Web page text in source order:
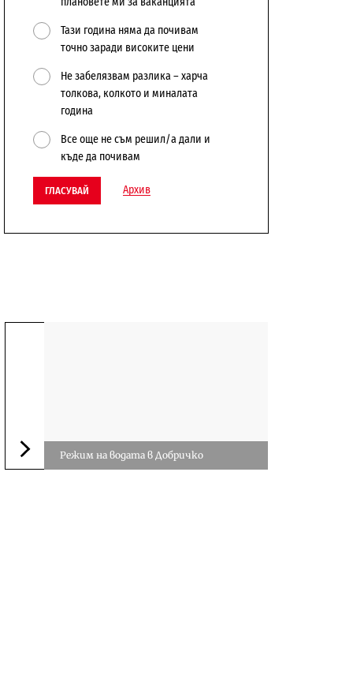
Тази година няма да почивам
точно заради високите цени
Не забелязвам разлика – харча
толкова, колкото и миналата
година
Все още не съм решил/а дали и
къде да почивам
ГЛАСУВАЙ Архив
Следваща новина
Режим на водата в Добричко